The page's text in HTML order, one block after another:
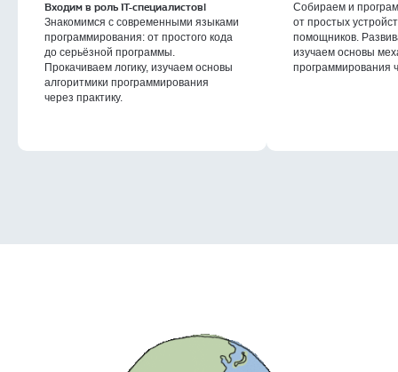
Входим в роль IT-специалистов!
Знакомимся с современными языками
программирования: от простого кода
до серьёзной программы.
Прокачиваем логику, изучаем основы
алгоритмики программирования
через практику.
Собираем и
от простых
помощников.
изучаем основы
программирования